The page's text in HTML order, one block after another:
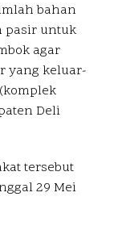
bahan
pasir untuk
agar
yang keluar-
Deli
tersebut
29 Mei